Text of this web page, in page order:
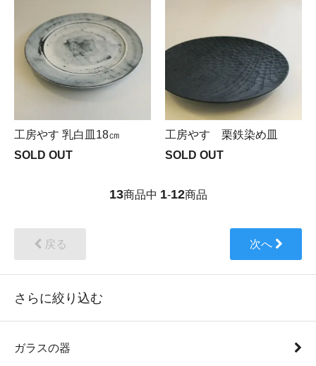
工房やす 乳白皿18㎝
SOLD OUT
工房やす 栗鉄染め皿
SOLD OUT
13商品中 1-12商品
戻る 次へ
さらに絞り込む
ガラスの器